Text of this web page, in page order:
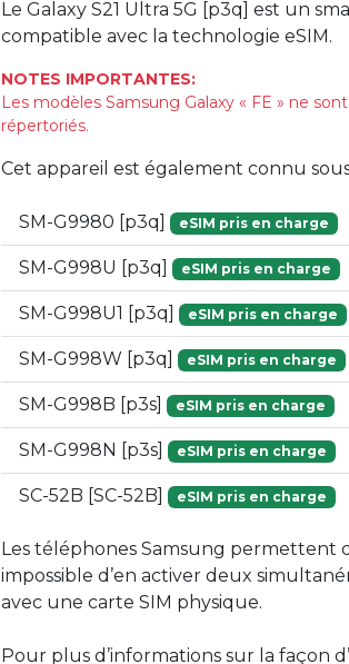
Le Galaxy S21 Ultra 5G [p3q] est un
compatible avec la technologie eSIM.
NOTES IMPORTANTES:
Les modèles Samsung Galaxy « FE » ne
répertoriés.
Cet appareil est également connu
SM-G9980 [p3q] eSIM pris en charge
SM-G998U [p3q] eSIM pris en charge
SM-G998U1 [p3q] eSIM pris en charge
SM-G998W [p3q] eSIM pris en charge
SM-G998B [p3s] eSIM pris en charge
SM-G998N [p3s] eSIM pris en charge
SC-52B [SC-52B] eSIM pris en charge
Les téléphones Samsung permettent
impossible d’en activer deux
avec une carte SIM physique.
Pour plus d’informations sur la façon